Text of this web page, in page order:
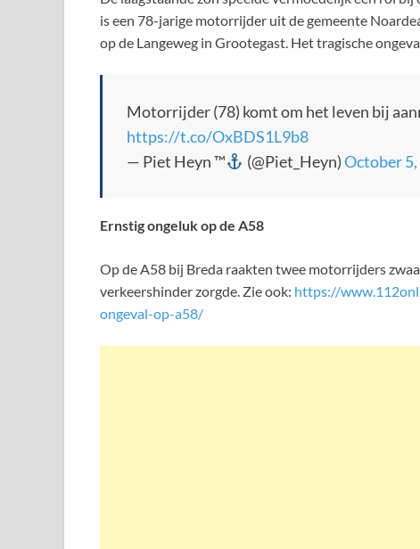
is een 78-jarige motorrijder uit de gemeente
op de Langeweg in Grootegast. Het tragische
Motorrijder (78) komt om het leven bij
https://t.co/OxBDS1L9b8
— Piet Heyn ™
(@Piet_Heyn)October
Ernstig ongeluk op de A58
Op de A58 bij Breda raakten twee motorrijders
verkeershinder zorgde. Zie ook: https://
ongeval-op-a58/